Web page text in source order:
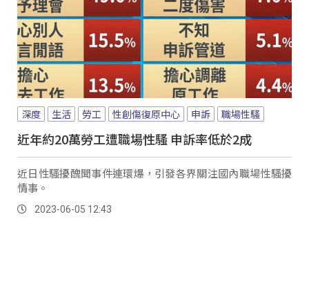
深度 生活 勞工 性創傷復原中心 申訴 職場性騷
近年約20萬勞工遭職場性騷 申訴率低於2成
近日性騷擾醜聞事件連環爆，引發各界關注國內職場性騷擾
情事。
2023-06-05 12:43